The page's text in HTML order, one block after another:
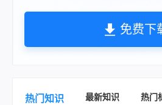
免费下
热门知识 最新知识 热门